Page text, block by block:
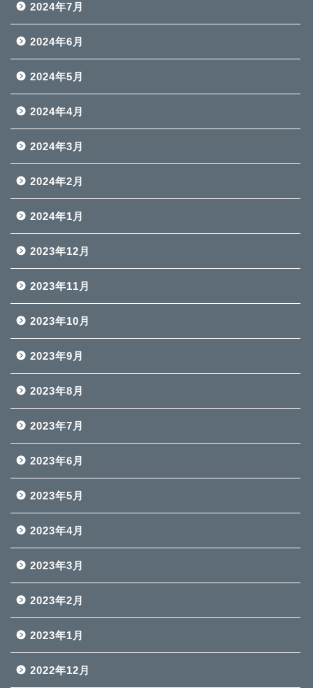
2024年7月
2024年6月
2024年5月
2024年4月
2024年3月
2024年2月
2024年1月
2023年12月
2023年11月
2023年10月
2023年9月
2023年8月
2023年7月
2023年6月
2023年5月
2023年4月
2023年3月
2023年2月
2023年1月
2022年12月